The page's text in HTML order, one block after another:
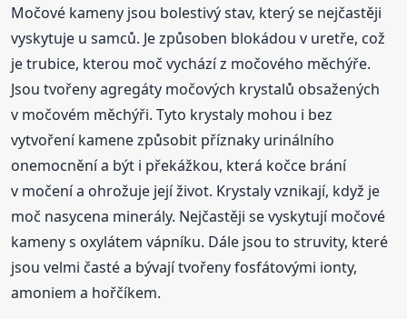
Močové kameny jsou bolestivý stav, který se nejčastěji
vyskytuje u samců. Je způsoben blokádou v uretře, což
je trubice, kterou moč vychází z močového měchýře.
Jsou tvořeny agregáty močových krystalů obsažených
v močovém měchýři. Tyto krystaly mohou i bez
vytvoření kamene způsobit příznaky urinálního
onemocnění a být i překážkou, která kočce brání
v močení a ohrožuje její život. Krystaly vznikají, když je
moč nasycena minerály. Nejčastěji se vyskytují močové
kameny s oxylátem vápníku. Dále jsou to struvity, které
jsou velmi časté a bývají tvořeny fosfátovými ionty,
amoniem a hořčíkem.